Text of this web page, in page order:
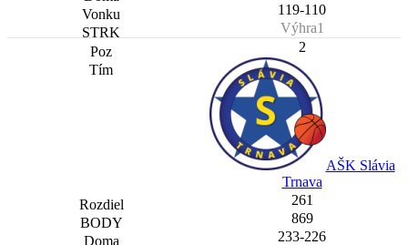
119-110
Výhra1
2
AŠK Slávia
Trnava
261
869
233-226